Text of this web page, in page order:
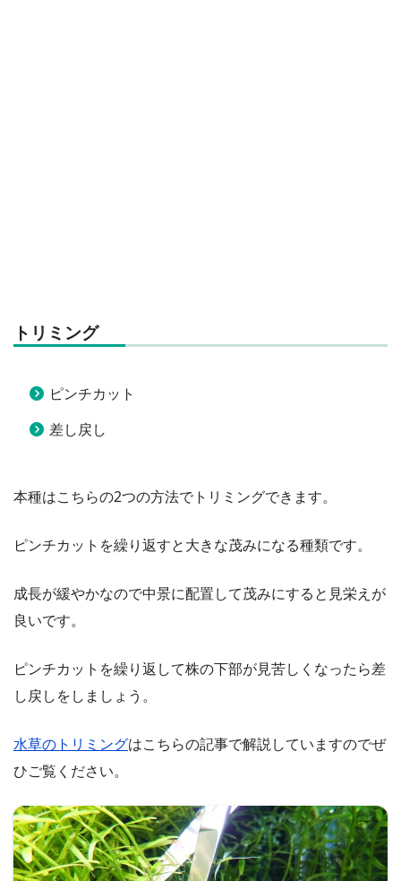
トリミング
ピンチカット
差し戻し
本種はこちらの2つの方法でトリミングできます。
ピンチカットを繰り返すと大きな茂みになる種類です。
成長が緩やかなので中景に配置して茂みにすると見栄えが
良いです。
ピンチカットを繰り返して株の下部が見苦しくなったら差
し戻しをしましょう。
水草のトリミングはこちらの記事で解説していますのでぜ
ひご覧ください。